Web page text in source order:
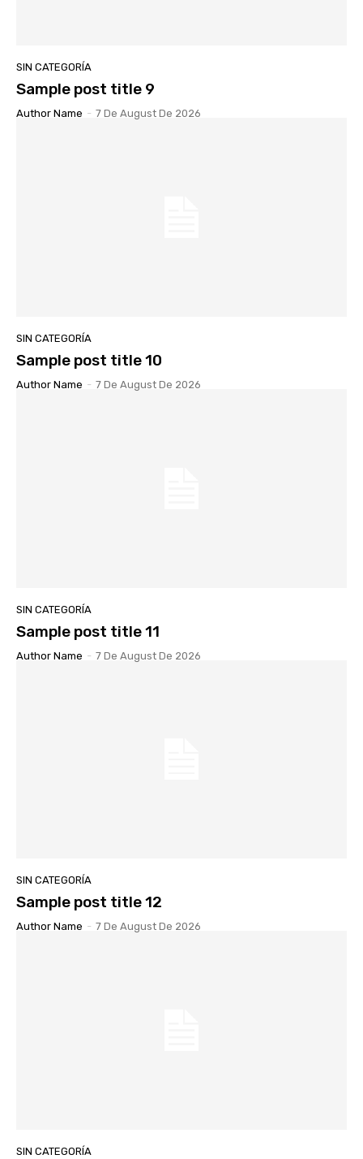
SIN CATEGORÍA
Sample post title 9
Author Name - 7 De August De 2026
SIN CATEGORÍA
Sample post title 10
Author Name - 7 De August De 2026
SIN CATEGORÍA
Sample post title 11
Author Name - 7 De August De 2026
SIN CATEGORÍA
Sample post title 12
Author Name - 7 De August De 2026
SIN CATEGORÍA